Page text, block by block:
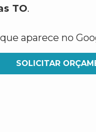
TO.
aparece no
SOLICITAR